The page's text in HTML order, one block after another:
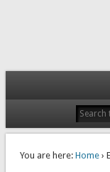
You are here: Home›